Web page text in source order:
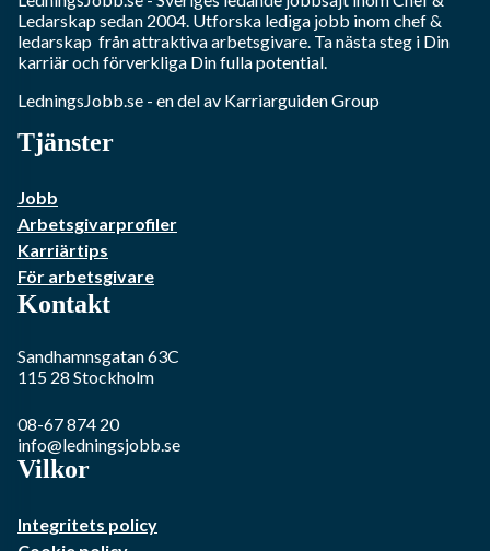
Ledarskapsedan 2004. Utforska lediga jobb inomchef &
ledarskap från attraktiva arbetsgivare. Ta nästa steg i Din
karriär och förverkliga Din fulla potential.
LedningsJobb.se - en del av Karriarguiden Group
Tjänster
Jobb
Arbetsgivarprofiler
Karriärtips
För arbetsgivare
Kontakt
Sandhamnsgatan 63C
115 28 Stockholm
08-67 874 20
info@ledningsjobb.se
Vilkor
Integritets policy